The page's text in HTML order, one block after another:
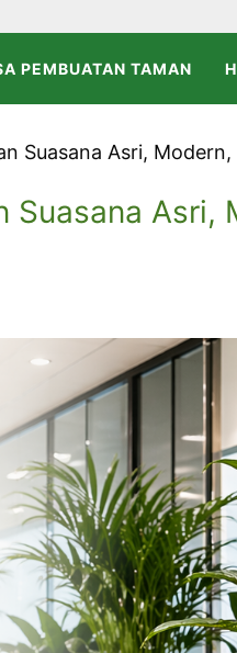
PEMBUATAN TAMAN
Suasana Asri,
Asri,